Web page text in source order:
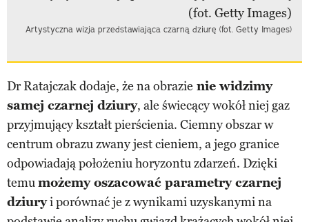
Artystyczna wizja przedstawiająca czarną dziurę (fot. Getty Images)
Dr Ratajczak dodaje, że na obrazie nie widzimy
samej czarnej dziury, ale świecący wokół niej gaz
przyjmujący kształt pierścienia. Ciemny obszar w
centrum obrazu zwany jest cieniem, a jego granice
odpowiadają położeniu horyzontu zdarzeń. Dzięki
temumożemy oszacować parametry czarnej
dziuryi porównać je z wynikami uzyskanymi na